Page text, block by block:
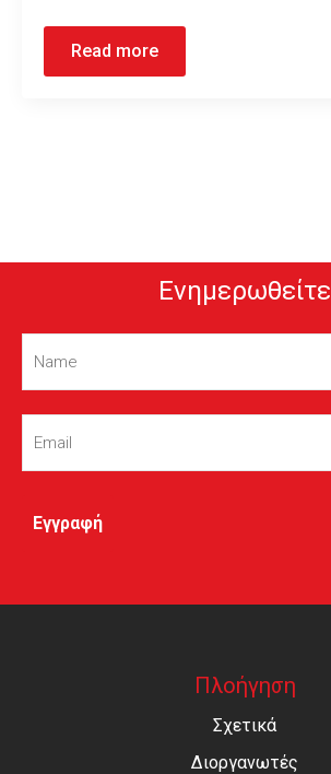
Read more
Ενημερωθείτε
Name
Email
Πλοήγηση
Σχετικά
Διοργανωτές